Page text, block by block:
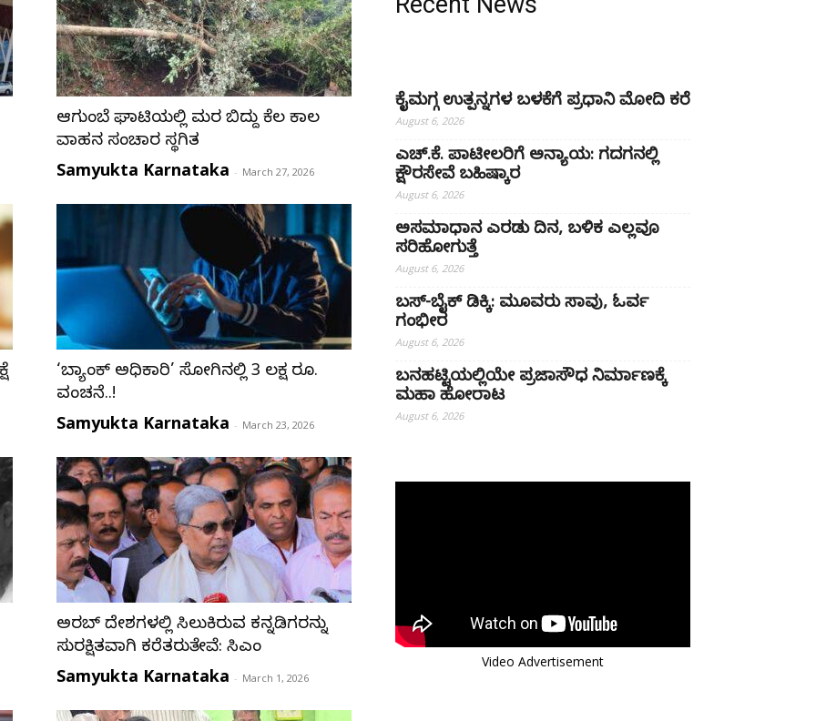
ಆಗುಂಬೆ ಘಾಟಿಯಲ್ಲಿ ಮರ ಬಿದ್ದು ಕೆಲ ಕಾಲ
ವಾಹನ ಸಂಚಾರ ಸ್ಥಗಿತ
Samyukta Karnataka - March 27, 2026
‘ಬ್ಯಾಂಕ್ ಅಧಿಕಾರಿ’ ಸೋಗಿನಲ್ಲಿ 3 ಲಕ್ಷ ರೂ.
ವಂಚನೆ..!
Samyukta Karnataka - March 23, 2026
ಅರಬ್ ದೇಶಗಳಲ್ಲಿ ಸಿಲುಕಿರುವ ಕನ್ನಡಿಗರನ್ನು
ಸುರಕ್ಷಿತವಾಗಿ ಕರೆತರುತ್ತೇವೆ: ಸಿಎಂ
Samyukta Karnataka - March 1, 2026
ಕೈಮಗ್ಗ ಉತ್ಪನ್ನಗಳ ಬಳಕೆಗೆ ಪ್ರಧಾನಿ ಮೋದಿ ಕರೆ
August 6, 2026
ಎಚ್‌.ಕೆ. ಪಾಟೀಲರಿಗೆ ಅನ್ಯಾಯ: ಗದಗನಲ್ಲಿ
ಕ್ಷೌರಸೇವೆ ಬಹಿಷ್ಕಾರ
August 6, 2026
ಅಸಮಾಧಾನ ಎರಡು ದಿನ, ಬಳಿಕ ಎಲ್ಲವೂ
ಸರಿಹೋಗುತ್ತೆ
August 6, 2026
ಬಸ್-ಬೈಕ್ ಡಿಕ್ಕಿ: ಮೂವರು ಸಾವು, ಓರ್ವ
ಗಂಭೀರ
August 6, 2026
ಬನಹಟ್ಟಿಯಲ್ಲಿಯೇ ಪ್ರಜಾಸೌಧ ನಿರ್ಮಾಣಕ್ಕೆ
ಮಹಾ ಹೋರಾಟ
August 6, 2026
Video Advertisement